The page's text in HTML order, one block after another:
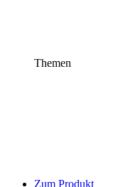
Themen
Zum Produkt